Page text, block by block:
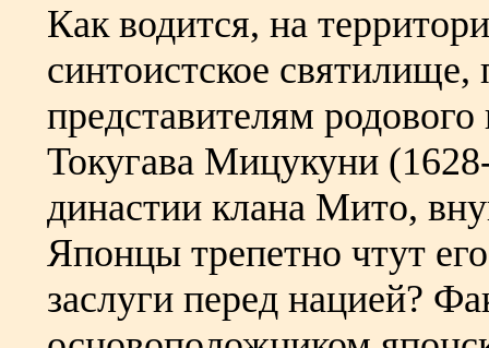
Как водится, на
синтоистское
представителям
Токугава Мицукуни
династии клана Мито,
Японцы трепетно чтут
заслуги перед нацией?